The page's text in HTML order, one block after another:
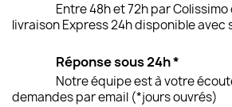
Entre 48h et 72h par
livraison Express 24h disponible avec
Réponse sous 24h *
Notre équipe est à votre
demandes par email (*jours ouvrés)